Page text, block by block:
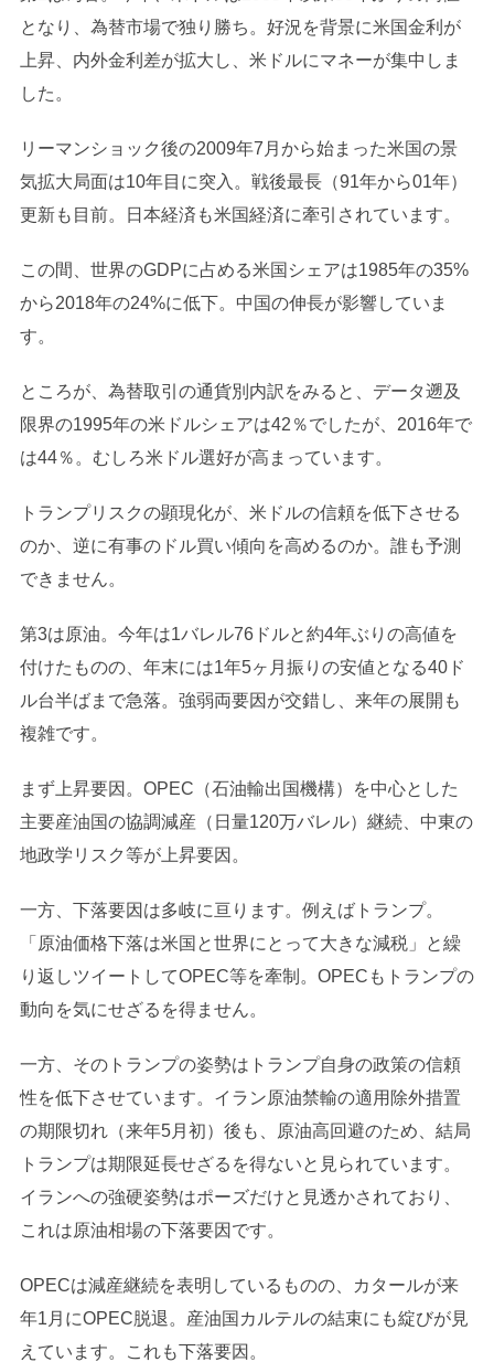
となり、為替市場で独り勝ち。好況を背景に米国金利が
上昇、内外金利差が拡大し、米ドルにマネーが集中しま
した。
リーマンショック後の2009年7月から始まった米国の景
気拡大局面は10年目に突入。戦後最長（91年から01年）
更新も目前。日本経済も米国経済に牽引されています。
この間、世界のGDPに占める米国シェアは1985年の35%
から2018年の24%に低下。中国の伸長が影響していま
す。
ところが、為替取引の通貨別内訳をみると、データ遡及
限界の1995年の米ドルシェアは42％でしたが、2016年で
は44％。むしろ米ドル選好が高まっています。
トランプリスクの顕現化が、米ドルの信頼を低下させる
のか、逆に有事のドル買い傾向を高めるのか。誰も予測
できません。
第3は原油。今年は1バレル76ドルと約4年ぶりの高値を
付けたものの、年末には1年5ヶ月振りの安値となる40ド
ル台半ばまで急落。強弱両要因が交錯し、来年の展開も
複雑です。
まず上昇要因。OPEC（石油輸出国機構）を中心とした
主要産油国の協調減産（日量120万バレル）継続、中東の
地政学リスク等が上昇要因。
一方、下落要因は多岐に亘ります。例えばトランプ。
「原油価格下落は米国と世界にとって大きな減税」と繰
り返しツイートしてOPEC等を牽制。OPECもトランプの
動向を気にせざるを得ません。
一方、そのトランプの姿勢はトランプ自身の政策の信頼
性を低下させています。イラン原油禁輸の適用除外措置
の期限切れ（来年5月初）後も、原油高回避のため、結局
トランプは期限延長せざるを得ないと見られています。
イランへの強硬姿勢はポーズだけと見透かされており、
これは原油相場の下落要因です。
OPECは減産継続を表明しているものの、カタールが来
年1月にOPEC脱退。産油国カルテルの結束にも綻びが見
えています。これも下落要因。